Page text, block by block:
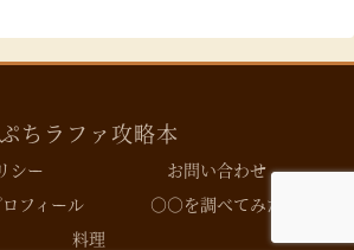
ぷちラファ攻略本
シー
お問い合わせ
フィール
○○を調べてみた
料理